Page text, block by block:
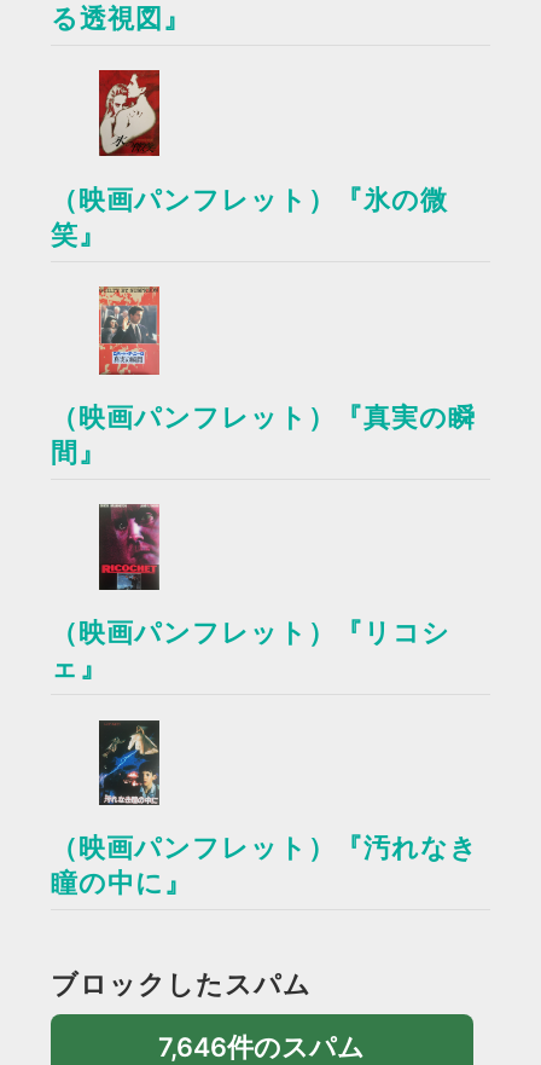
る透視図』
（映画パンフレット）『氷の微
笑』
（映画パンフレット）『真実の瞬
間』
（映画パンフレット）『リコシ
ェ』
（映画パンフレット）『汚れなき
瞳の中に』
ブロックしたスパム
7,646件のスパム